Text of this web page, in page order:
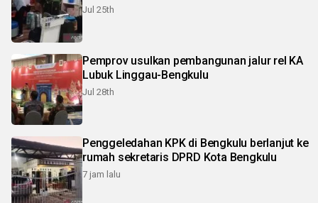
Jul 25th
Pemprov usulkan pembangunan jalur rel KA
Lubuk Linggau-Bengkulu
Jul 28th
Penggeledahan KPK di Bengkulu berlanjut ke
rumah sekretaris DPRD Kota Bengkulu
7 jam lalu